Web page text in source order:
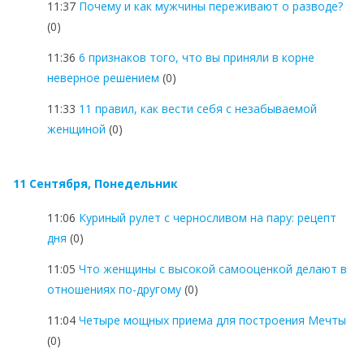
11:37 Почему и как мужчины переживают о разводе?
(0)
11:36 6 признаков того, что вы приняли в корне
неверное решением (0)
11:33 11 правил, как вести себя с незабываемой
женщиной (0)
11 Сентября, Понедельник
11:06 Куриный рулет с черносливом на пару: рецепт
дня (0)
11:05 Что женщины с высокой самооценкой делают в
отношениях по-другому (0)
11:04 Четыре мощных приема для построения Мечты
(0)